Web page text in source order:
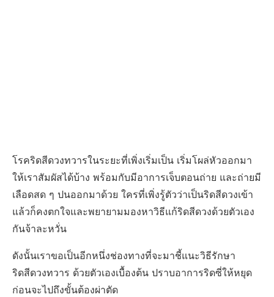
โรคริดสีดวงทวารในระยะที่เพิ่งเริ่มเป็น เริ่มโผล่หัวออกมา
ให้เราสัมผัสได้บ้าง พร้อมกับมีอาการเจ็บตอนถ่าย และถ่ายมี
เลือดสด ๆ ปนออกมาด้วย ใครที่เพิ่งรู้ตัวว่าเป็นริดสีดวงเข้า
แล้วก็คงตกใจและพยายามมองหาวิธีแก้ริดสีดวงด้วยตัวเอง
กันจ้าละหวั่น
ดังนั้นเราขอเป็นอีกหนึ่งช่องทางที่จะมาชี้แนะวิธีรักษา
ริดสีดวงทวาร ด้วยตัวเองเบื้องต้น ปราบอาการริดซี่ให้หยุด
ก่อนจะไปถึงขั้นต้องผ่าตัด